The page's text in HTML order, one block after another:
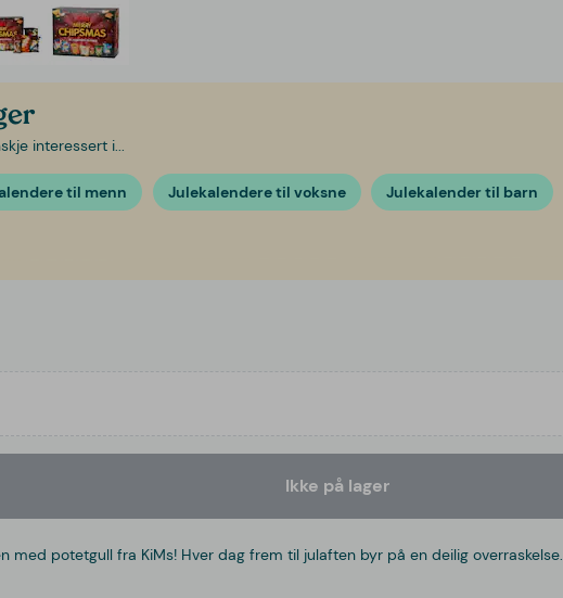
interessert i...
til menn Julekalendere til voksne Julekalender til barn
Ikke på lager
med potetgull fra KiMs! Hver dag frem til julaften byr på en deilig overraskelse.